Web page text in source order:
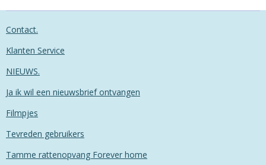
Contact.
Klanten Service
NIEUWS.
Ja ik wil een nieuwsbrief ontvangen
Filmpjes
Tevreden gebruikers
Tamme rattenopvang Forever home